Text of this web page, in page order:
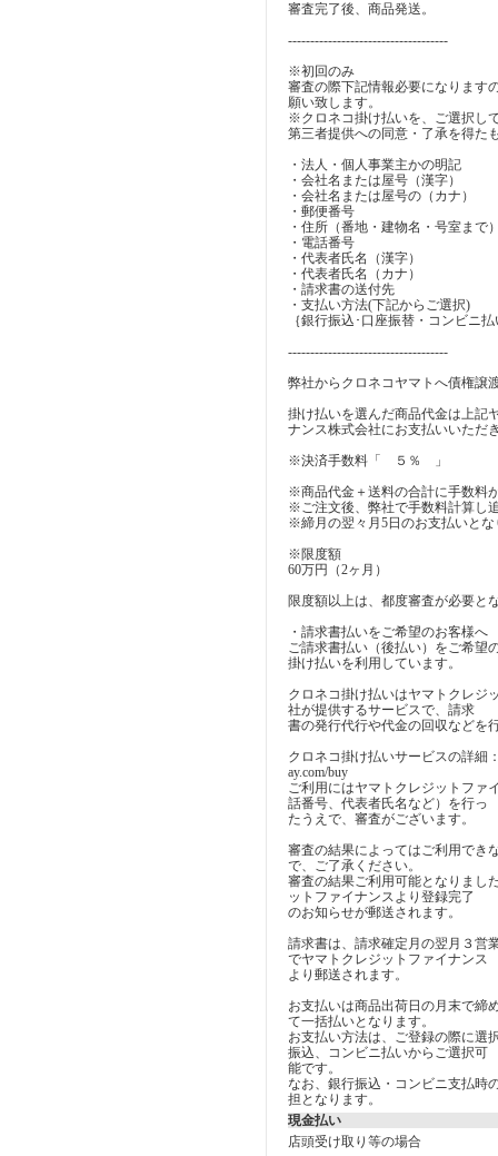
審査完了後、商品発送。
------------------------------------
※初回のみ
審査の際下記情報必要になります
願い致します。
※クロネコ掛け払いを、ご選択し
第三者提供への同意・了承を得た
・法人・個人事業主かの明記
・会社名または屋号（漢字）
・会社名または屋号の（カナ）
・郵便番号
・住所（番地・建物名・号室まで
・電話番号
・代表者氏名（漢字）
・代表者氏名（カナ）
・請求書の送付先
・支払い方法(下記からご選択)
｛銀行振込･口座振替・コンビニ
------------------------------------
弊社からクロネコヤマトへ債権譲
掛け払いを選んだ商品代金は上記
ナンス株式会社にお支払いいただ
※決済手数料「 ５％ 」
※商品代金＋送料の合計に手数料
※ご注文後、弊社で手数料計算し
※締月の翌々月5日のお支払いとな
※限度額
60万円（2ヶ月）
限度額以上は、都度審査が必要と
・請求書払いをご希望のお客様へ
ご請求書払い（後払い）をご希望
掛け払いを利用しています。
クロネコ掛け払いはヤマトクレジ
社が提供するサービスで、請求
書の発行代行や代金の回収などを
クロネコ掛け払いサービスの詳細
ay.com/buy
ご利用にはヤマトクレジットファ
話番号、代表者氏名など）を行っ
たうえで、審査がございます。
審査の結果によってはご利用でき
で、ご了承ください。
審査の結果ご利用可能となりまし
ットファイナンスより登録完了
のお知らせが郵送されます。
請求書は、請求確定月の翌月３営
でヤマトクレジットファイナンス
より郵送されます。
お支払いは商品出荷日の月末で締
て一括払いとなります。
お支払い方法は、ご登録の際に選
振込、コンビニ払いからご選択可
能です。
なお、銀行振込・コンビニ支払時
担となります。
現金払い
店頭受け取り等の場合